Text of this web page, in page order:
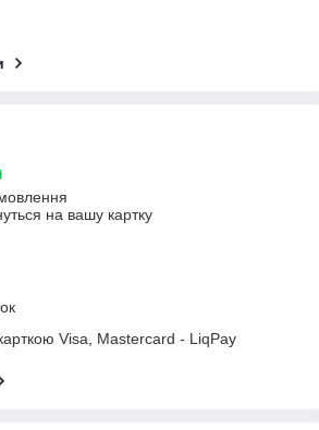
на вашу картку
Visa, Mastercard - LiqPay